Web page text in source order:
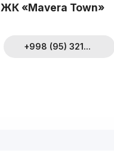
ЖК «Mavera Town»
+998 (95) 321...